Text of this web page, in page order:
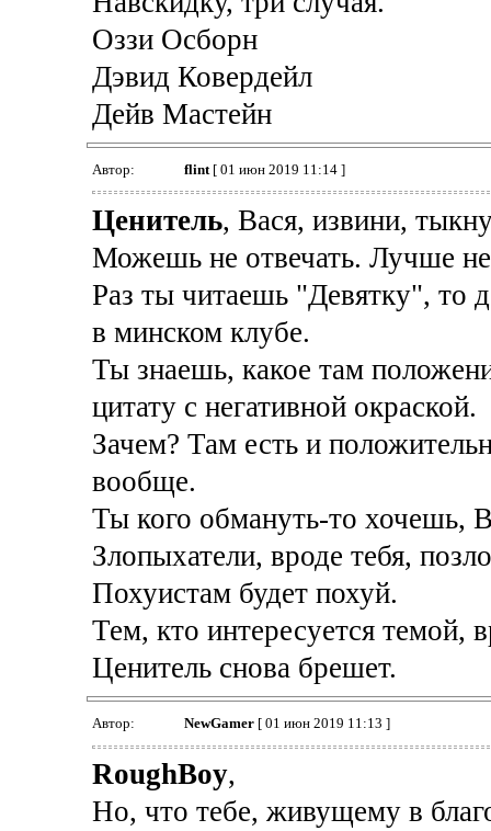
Оззи Осборн
Дэвид Ковердейл
Дейв Мастейн
Автор: flint[ 01 июн 2019 11:14 ]
Ценитель, Вася, извини,
Можешь не отвечать. Лучше не
Раз ты читаешь "Девятку", то
в минском клубе.
Ты знаешь, какое там
цитату с негативной окраской.
Зачем? Там есть и
вообще.
Ты кого обмануть-то хочешь,
Злопыхатели, вроде тебя,
Похуистам будет похуй.
Тем, кто интересуется темой,
Ценитель снова брешет.
Автор: NewGamer[ 01 июн 2019 11:13 ]
RoughBoy,
Но, что тебе, живущему в